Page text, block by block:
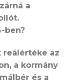
a
ben?
reálértéke az
a kormány
és a